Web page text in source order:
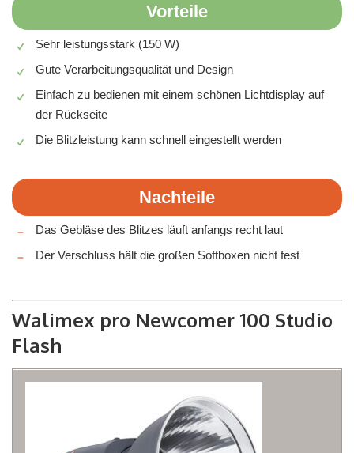
Vorteile
Sehr leistungsstark (150 W)
Gute Verarbeitungsqualität und Design
Einfach zu bedienen mit einem schönen Lichtdisplay auf
der Rückseite
Die Blitzleistung kann schnell eingestellt werden
Nachteile
Das Gebläse des Blitzes läuft anfangs recht laut
Der Verschluss hält die großen Softboxen nicht fest
Walimex pro Newcomer 100 Studio
Flash